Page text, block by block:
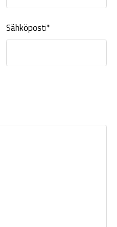
Sähköposti*